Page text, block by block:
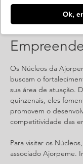
Ok,
Reunião:
Os Núcleos da
buscam o
sua área de atuação.
quinzenais, eles
promovem o
competitividade das
Para visitar os
associado Ajorpeme.